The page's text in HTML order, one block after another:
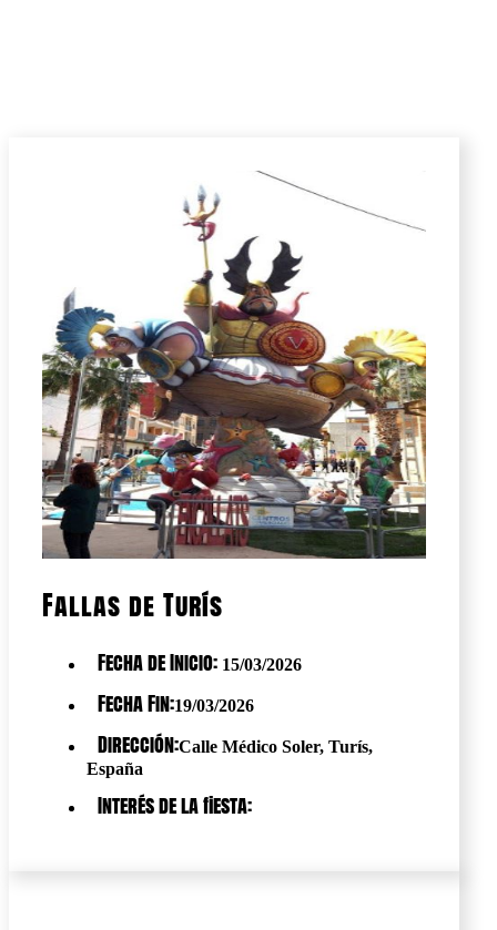
Fallas de Turís
Fecha de Inicio: 15/03/2026
Fecha Fin:19/03/2026
Dirección:Calle Médico Soler, Turís,
España
Interés de la fiesta: